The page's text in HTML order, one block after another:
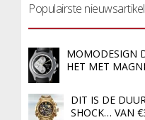
Populairste
MOMODESIGN
HET MET
DIT IS DE
SHOCK… VAN